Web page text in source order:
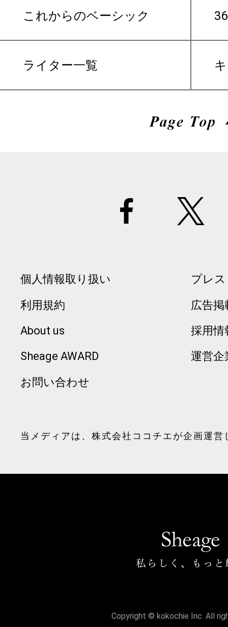
これからのベーシック
ライター一覧
個人情報取り扱い
利用規約
About us
Sheage AWARD
お問い合わせ
プレ
広告掲
採用情
運営企
当メディアは、 株式会社ココチエが企画運営
Copyright © kokochie Inc. All